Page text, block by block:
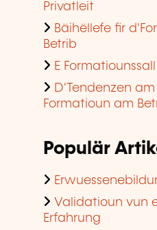
Privatleit
Bäihëllefe fir
Betrib
E
D'Tendenzen
Formatioun am
Populär
Validatioun vun
Erfahrung